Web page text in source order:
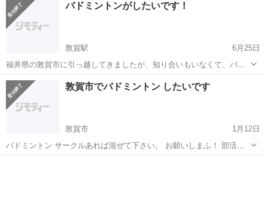
ブ、サークルなどを紹介してほしいです！ 経験者です。よろしくお願
いします。
バドミントンがしたいです！
敦賀駅
6月25日
福井県の敦賀市に引っ越してきましたが、知り合いもいなくて、バド
ミントンをする環境があれば是非教えて頂きたいです。 レベルは中高
大でしていたレベルです。よろしくお願いします！
福井 敦賀駅 バドミントン レベル
敦賀市でバドミントン したいです
敦賀市
1月12日
バドミントン サークルあれば混ぜて下さい。 お願いしまふ！ 部活動
レベルです。30代女性です。